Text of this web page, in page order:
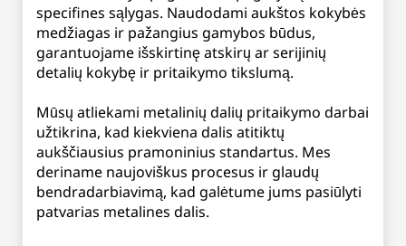
specifines sąlygas. Naudodami aukštos kokybės
medžiagas ir pažangius gamybos būdus,
garantuojame išskirtinę atskirų ar serijinių
detalių kokybę ir pritaikymo tikslumą.
Mūsų atliekami metalinių dalių pritaikymo darbai
užtikrina, kad kiekviena dalis atitiktų
aukščiausius pramoninius standartus. Mes
deriname naujoviškus procesus ir glaudų
bendradarbiavimą, kad galėtume jums pasiūlyti
patvarias metalines dalis.